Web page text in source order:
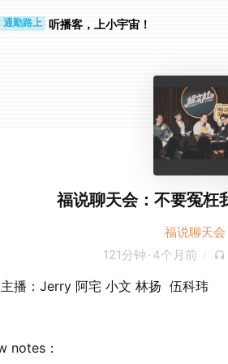
通勤路上 听播客，上小宇宙！
福说聊天会：不要冤枉
福说聊天会
121分钟 · 4个月前
播：Jerry 阿宅 小文 林扬 伍科玮
notes：